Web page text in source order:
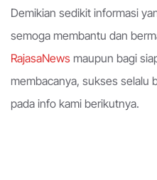
Demikian sedikit informasi
semoga membantu dan
RajasaNews maupun bagi
membacanya, sukses selalu
pada info kami berikutnya.